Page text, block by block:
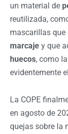
un material de
reutilizada,
mascarillas que
marcaje y que
huecos, como
evidentemente
La COPE
en agosto de
quejas sobre la